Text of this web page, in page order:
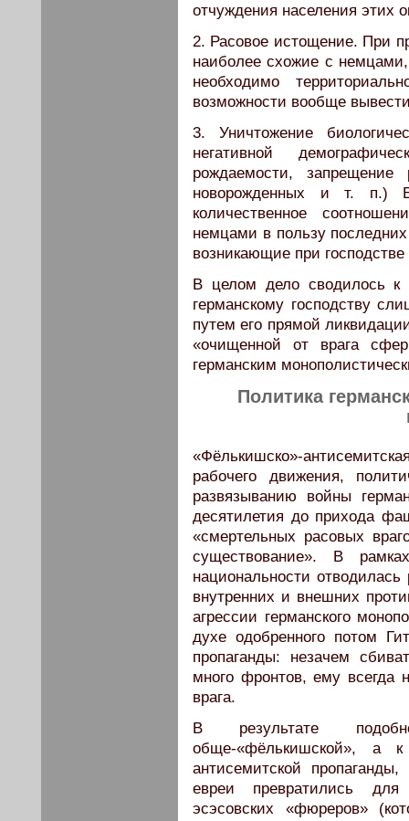
отчуждения населения этих
2. Расовое истощение. При
наиболее схожие с
необходимо
возможности вообще
3. Уничтожение
негативной
рождаемости,
новорожденных и т. п.)
количественное
немцами в пользу
возникающие при
В целом дело сводилось к
германскому господству
путем его прямой
«очищенной от врага
германским
Политика
«Фёлькишско»-
рабочего движения,
развязыванию войны
десятилетия до прихода
«смертельных расовых
существование». В
национальности
внутренних и внешних
агрессии германского
духе одобренного потом
пропаганды: незачем
много фронтов, ему всегда
врага.
В результате
обще-«фёлькишской», а
антисемитской
евреи превратились
эсэсовских «фюреров»